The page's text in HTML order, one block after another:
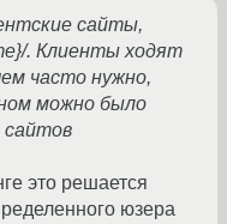
сайты,
. Клиенты ходят
часто нужно,
можно было
сайтов
это решается
юзера